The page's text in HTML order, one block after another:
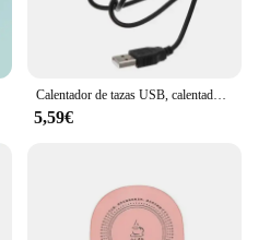
Calentador de tazas USB, calentador de tazas de café, calefacción termostática, posavasos, taza eléctrica de leche, té, taza de café, calentador para oficina y hogar
5,59€